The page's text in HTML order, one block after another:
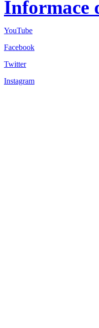
Informace
YouTube
Facebook
Twitter
Instagram